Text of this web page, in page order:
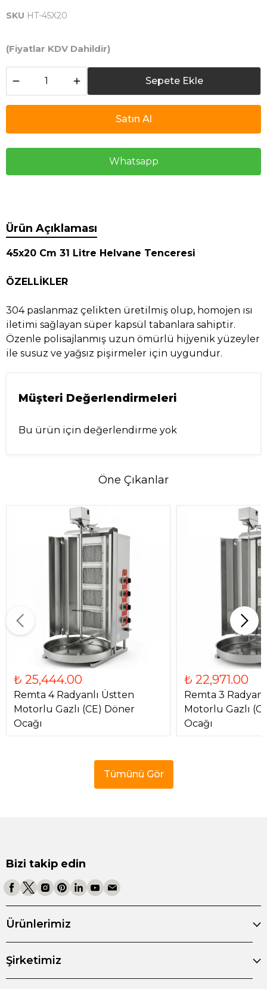
SKU HT-45X20
(Fiyatlar KDV Dahildir)
Sepete Ekle
Satın Al
Whatsapp
Ürün Açıklaması
45x20 Cm 31 Litre Helvane Tenceresi
ÖZELLİKLER
304 paslanmaz çelikten üretilmiş olup, homojen ısı
iletimi sağlayan süper kapsül tabanlara sahiptir.
Özenle polisajlanmış uzun ömürlü hijyenik yüzeyler
ile susuz ve yağsız pişirmeler için uygundur.
Müşteri Değerlendirmeleri
Bu ürün için değerlendirme yok
Öne Çıkanlar
₺ 25,444.00
Remta 4 Radyanlı Üstten
Motorlu Gazlı (CE) Döner
Ocağı
₺ 22,971.00
Remta 3
Motorlu Gazlı
Ocağı
Tümünü Gör
Bizi takip edin
Ürünlerimiz
Şirketimiz